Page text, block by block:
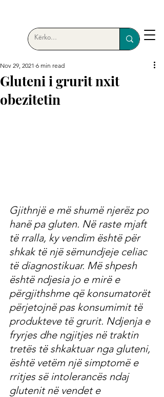
Gluteni i grurit nxit
obezitetin
Nov 29, 2021 6 min read
Gjithnjë e më shumë njerëz po
hanë pa gluten. Në raste mjaft
të rralla, ky vendim është për
shkak të një sëmundjeje celiac
të diagnostikuar. Më shpesh
është ndjesia jo e mirë e
përgjithshme që konsumatorët
përjetojnë pas konsumimit të
produkteve të grurit. Ndjenja e
fryrjes dhe ngjitjes në traktin
tretës të shkaktuar nga gluteni,
është vetëm një simptomë e
rritjes së intolerancës ndaj
glutenit në vendet e